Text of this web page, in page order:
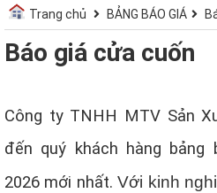
Trang chủ BẢNG BÁO GIÁ
Báo giá cửa cuốn
Công ty TNHH MTV Sản
đến quý khách hàng
2026 mới nhất.Với kinh